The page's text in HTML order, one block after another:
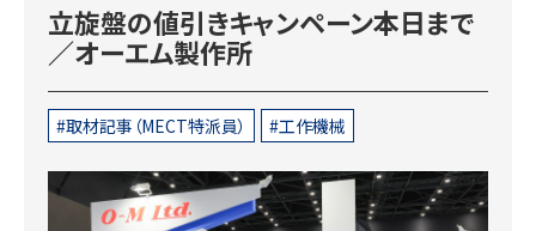
立旋盤の値引きキャンペーン本日まで
／オーエム製作所
取材記事（MECT特派員） 工作機械